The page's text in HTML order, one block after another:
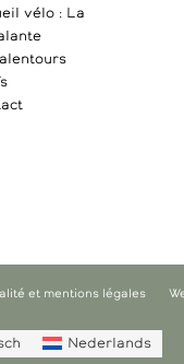
vélo : La
et mentions légales
Nederlands